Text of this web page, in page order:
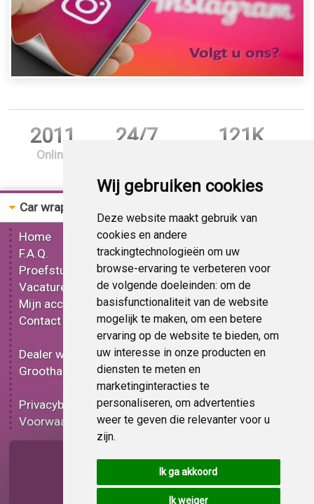
Wij gebruiken cookies
Deze website maakt gebruik van
cookies en andere
trackingtechnologieën om uw
browse-ervaring te verbeteren voor
de volgende doeleinden: om de
basisfunctionaliteit van de website
mogelijk te maken, om een betere
ervaring op de website te bieden, om
uw interesse in onze producten en
diensten te meten en
marketinginteracties te
personaliseren, om advertenties
weer te geven die relevanter voor u
zijn.
Ik ga akkoord
Ik weiger
2011
Online
24/7 121K
Car wrap folie
Home
F.A.Q.
Proefstuk
Vacatures
Mijn account
Contact
Dealer worden
Groothandel
Privacybeleid
Voorwaarden
Gereedschap
Mat car wrap folie
Glans car wrap folie
Metallic car wrap folie
3D car wrap folie
Effect car wrap folie
Bedrukt car wrap folie
Carbon car wrap folie
Tint folie
Functionele folie
Car wrap folie korting
Op bestelling
Pagina delen